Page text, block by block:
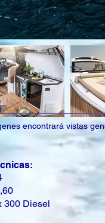
encontrará vistas
300 Diesel